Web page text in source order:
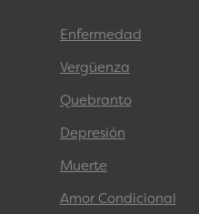
Enfermedad
Vergüenza
Quebranto
Depresión
Muerte
Amor Condicional